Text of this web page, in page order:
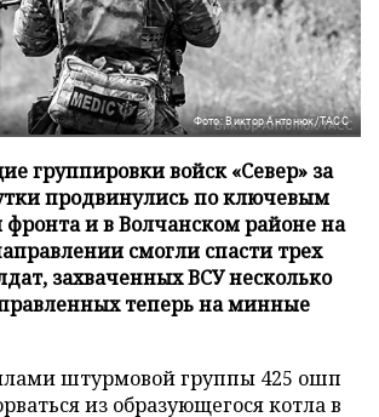
Фото: Виктор Антонюк/ТАСС
группировки войск «Север» за
продвинулись по ключевым
и в Волчанском районе на
смогли спасти трех
захваченных ВСУ несколько
теперь на минные
штурмовой группы 425 ошп
из образующегося котла в